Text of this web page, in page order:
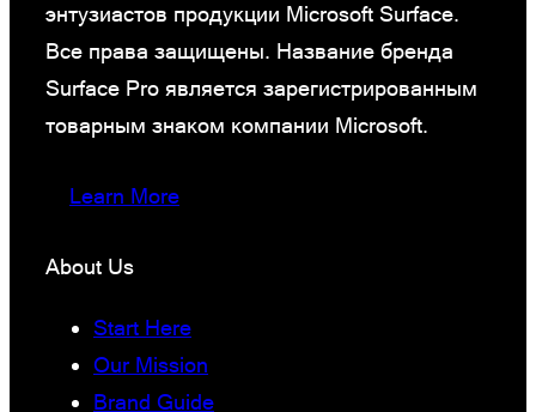
энтузиастов продукции Microsoft Surface.
Все права защищены. Название бренда
Surface Pro является зарегистрированным
товарным знаком компании Microsoft.
Learn More
About Us
Start Here
Our Mission
Brand Guide